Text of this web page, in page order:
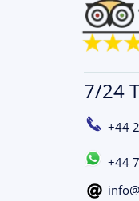
7/24
+44
+44